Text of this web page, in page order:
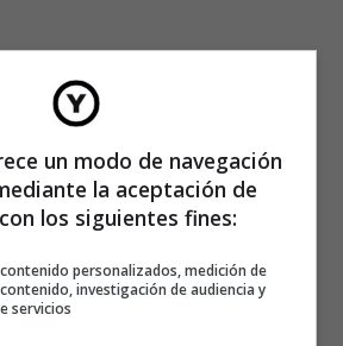
mujer que cose la
mundo
1993 alguien llamó al teléfono del estudio de
de Barcelona. Nadie espera una
un modo de navegación
la aceptación de
los siguientes fines:
personalizados, medición de
investigación de audiencia y
servicios